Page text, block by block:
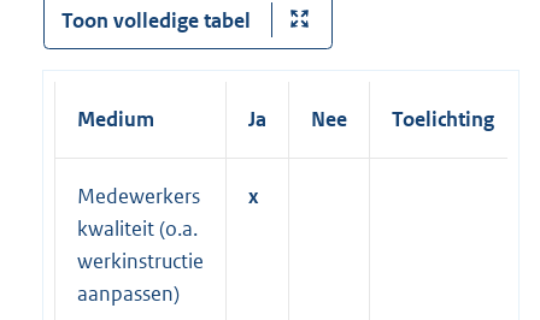
Toon volledige tabel
Medium Ja Nee Toelichting
Medewerkers
kwaliteit (o.a.
werkinstructie
aanpassen)
x